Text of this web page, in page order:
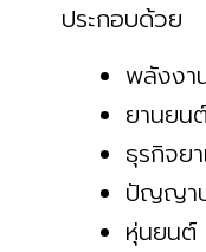
ประกอบด้วย
พลังงา
ยานยน
ธุรกิจย
ปัญญา
หุ่นยนต์